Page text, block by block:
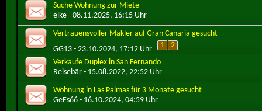
Suche Wohnung zur Miete
elke - 08.11.2025, 16:15 Uhr
Vertrauensvoller Makler auf Gran Canaria gesucht
GG13 - 23.10.2024, 17:12 Uhr 1
2
Verkaufe Duplex in San Fernando
Reisebär - 15.08.2022, 22:52 Uhr
Wohnung in Las Palmas für 3 Monate gesucht
GeEs66 - 16.10.2024, 04:59 Uhr